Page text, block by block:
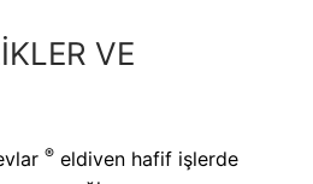
VE
®eldiven hafif işlerde